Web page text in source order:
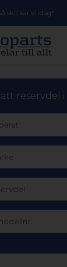
skickar vi idag*
reservdel i